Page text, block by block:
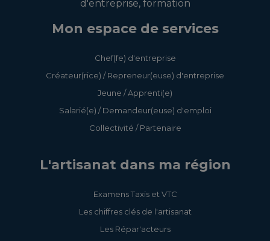
d'entreprise, formation
Mon espace de services
Chef(fe) d'entreprise
Créateur(rice) / Repreneur(euse) d'entreprise
Jeune / Apprenti(e)
Salarié(e) / Demandeur(euse) d'emploi
Collectivité / Partenaire
L'artisanat dans ma région
Examens Taxis et VTC
Les chiffres clés de l'artisanat
Les Répar'acteurs